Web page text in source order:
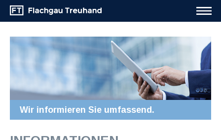
Wir informieren Sie umfassend.